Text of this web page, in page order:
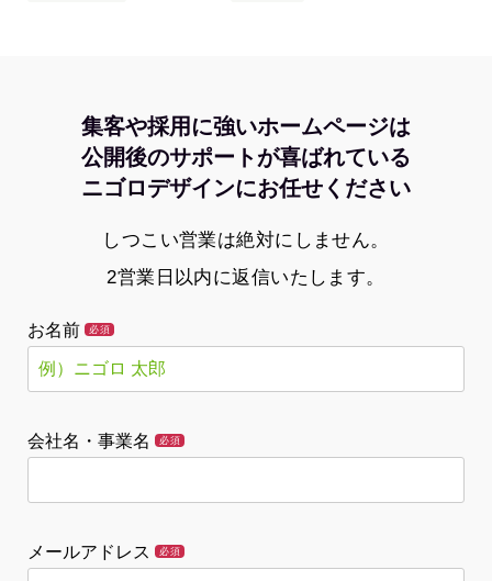
集客や採用に強いホームページは
公開後のサポートが喜ばれている
ニゴロデザインにお任せください
しつこい営業は絶対にしません。
2営業日以内に返信いたします。
お名前 必須
会社名・事業名 必須
メールアドレス 必須